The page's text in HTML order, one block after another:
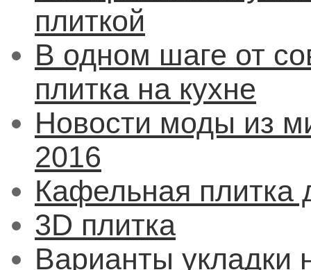
плиткой
В одном шаге от
плитка на кухне
Новости моды из
2016
Кафельная плитка
3D плитка
Варианты укладки